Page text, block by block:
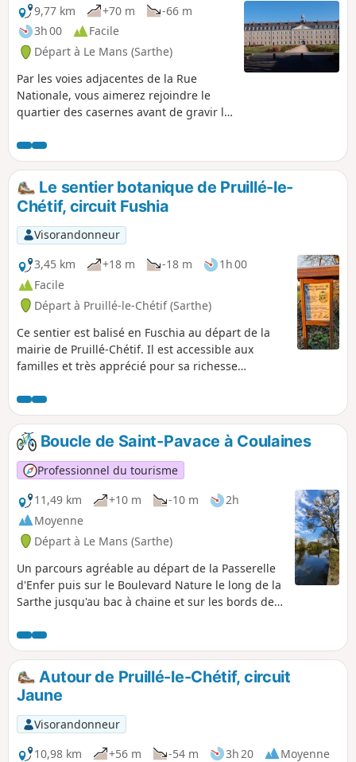
9,77 km
+70 m
-66 m
3h 00
Facile
Départ à Le Mans (Sarthe)
Par les voies adjacentes de la Rue
Nationale, vous aimerez rejoindre le
quartier des casernes avant de gravir la
abords plantés de vignes. Passages
discrets, monument national de la
bataille du Mans et la côte mythique de
Gazonfier pour les coureurs cyclistes.
Le sentier botanique de Pruillé-le-
Chétif, circuit Fushia
Visorandonneur
3,45 km
+18 m -18 m
1h 00
Facile
Départ à Pruillé-le-Chétif (Sarthe)
Ce sentier est balisé en Fuschia au départ de la
mairie de Pruillé-Chétif. Il est accessible aux
familles et très apprécié pour sa richesse
et la flore locales. Il permet également de
découvrir deux anciennes marnières et des arbres
remarquables de type têtard.
Boucle de Saint-Pavace à Coulaines
Professionnel du tourisme
11,49 km
+10 m -10 m
2h
Moyenne
Départ à Le Mans (Sarthe)
Un parcours agréable au départ de la Passerelle
d'Enfer puis sur le Boulevard Nature le long de la
Sarthe jusqu'au bac à chaine et sur les bords de
Truffaut à Coulaines pour admirer la vue sur Le
Mans.
Autour de Pruillé-le-Chétif, circuit
Jaune
Visorandonneur
10,98 km
+56 m -54 m 3h 20
Moyenne